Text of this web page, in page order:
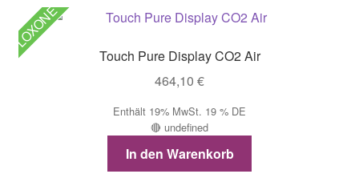
LOXONE
Touch Pure Display CO2 Air
464,10 €
Enthält 19% MwSt. 19 % DE
🔴 undefined
In den Warenkorb